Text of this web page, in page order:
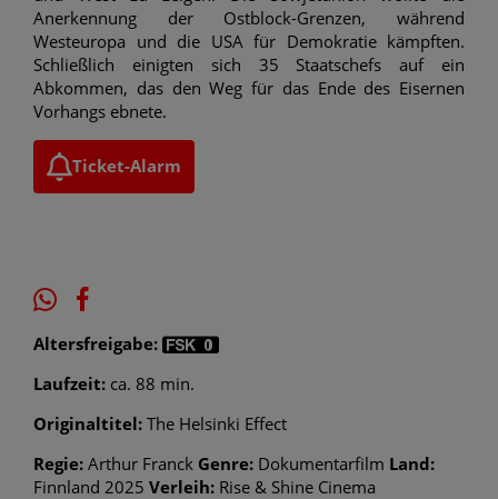
Anerkennung der Ostblock-Grenzen, während
Westeuropa und die USA für Demokratie kämpften.
Schließlich einigten sich 35 Staatschefs auf ein
Abkommen, das den Weg für das Ende des Eisernen
Vorhangs ebnete.
Ticket-Alarm
Altersfreigabe:
Laufzeit: ca. 88 min.
Originaltitel: The Helsinki Effect
Regie: Arthur Franck Genre: Dokumentarfilm Land:
Finnland 2025 Verleih: Rise & Shine Cinema